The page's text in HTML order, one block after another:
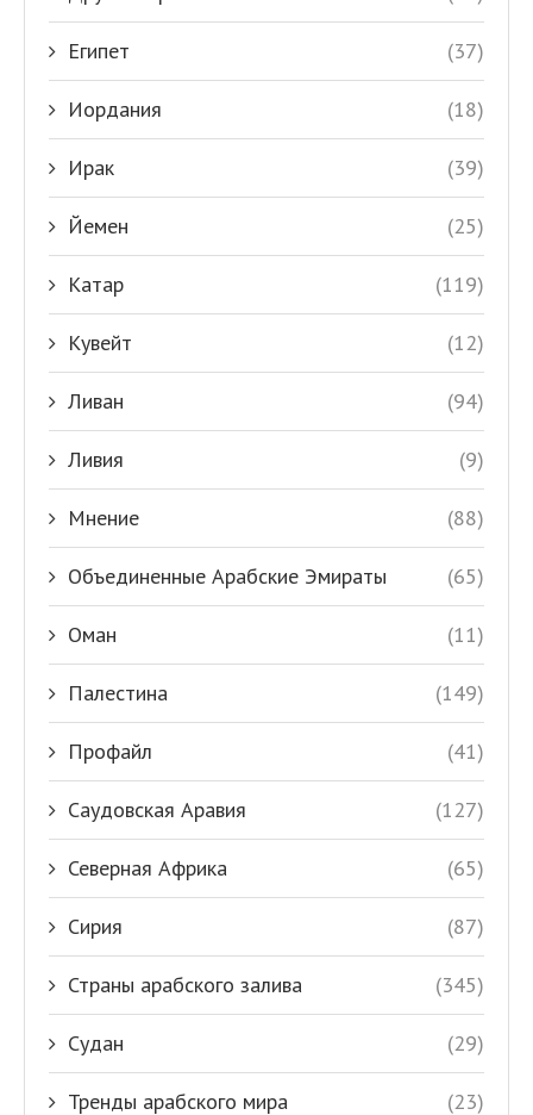
Египет (37)
Иордания (18)
Ирак (39)
Йемен (25)
Катар (119)
Кувейт (12)
Ливан (94)
Ливия (9)
Мнение (88)
Объединенные Арабские Эмираты (65)
Оман (11)
Палестина (149)
Профайл (41)
Саудовская Аравия (127)
Северная Африка (65)
Сирия (87)
Страны арабского залива (345)
Судан (29)
Тренды арабского мира (23)